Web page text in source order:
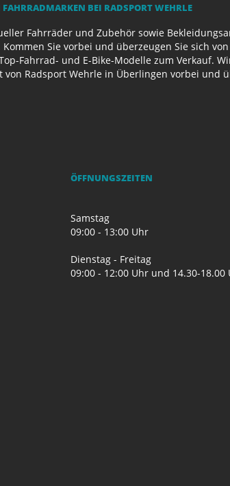
BEI RADSPORT WEHRLE
Fahrräder und Zubehör sowie
Sie vorbei und überzeugen Sie sich
Fahrrad- und E-Bike-Modelle zum Verkauf.
von Radsport Wehrle in Überlingen vorbei und
ÖFFNUNGSZEITEN
Samstag
09:00 - 13:00 Uhr
Dienstag - Freitag
09:00 - 12:00 Uhr und 14.30-18.00